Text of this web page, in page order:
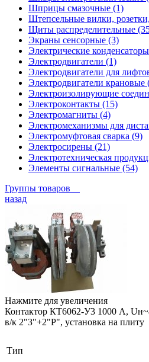
Шприцы смазочные (1)
Штепсельные вилки,
Щиты распределительные
Экраны сенсорные (3)
Электрические
Электродвигатели (1)
Электродвигатели для
Электродвигатели крановые
Электроизолирующие
Электроконтакты (15)
Электромагниты (4)
Электромеханизмы для
Электромуфтовая сварка (9)
Электросирены (21)
Электротехническая
Элементы сигнальные (54)
Группы товаров
назад
Нажмите для увеличения
Контактор КТ6062-У3 1000 А,
в/к 2"З"+2"Р", установка на плиту
Тип